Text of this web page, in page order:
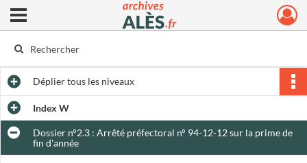
Archives municipales d'Alès
Ouvrir le menu déroulant
Dépliertous les niveaux
Index W
Dossier n°2.3 : Arrêté préfectoral n° 94-12-12 sur la prime de
fin d'année